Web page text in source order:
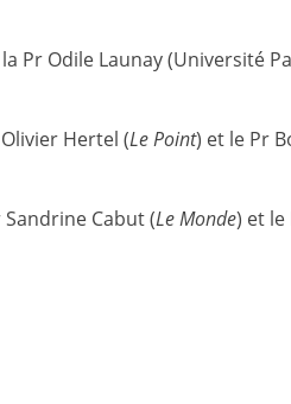
Pr Odile Launay (Université
Hertel (Le Point) et le Pr
Cabut (Le Monde) et le